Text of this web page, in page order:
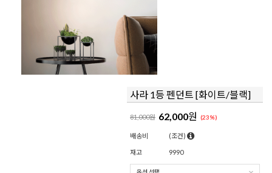
사라 1등 펜던트 [화이트/블랙]
81,000원 62,000원 (23%)
배송비 (조건)
재고 9990